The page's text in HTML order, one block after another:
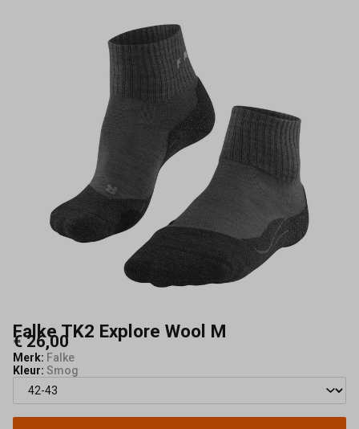
Schoenmode
Kerkhof
Falke TK2 Explore Wool M
€ 26,00
Merk: Falke
Kleur: Smog